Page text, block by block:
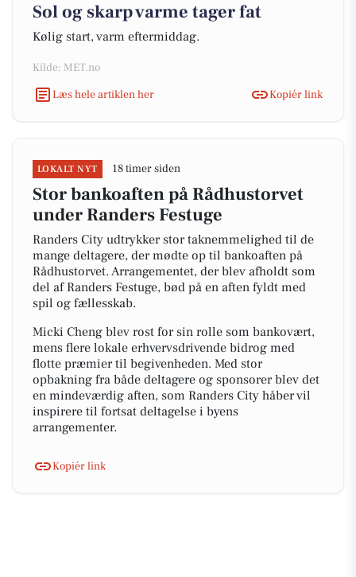
Sol og skarp varme tager fat
Kølig start, varm eftermiddag.
Kilde: MET.no
Læs hele artiklen her
Kopiér link
LOKALT NYT 18 timer siden
Stor bankoaften på Rådhustorvet
under Randers Festuge
Randers City udtrykker stor taknemmelighed til de
mange deltagere, der mødte op til bankoaften på
Rådhustorvet. Arrangementet, der blev afholdt som
del af Randers Festuge, bød på en aften fyldt med
spil og fællesskab.
Micki Cheng blev rost for sin rolle som bankovært,
mens flere lokale erhvervsdrivende bidrog med
flotte præmier til begivenheden. Med stor
opbakning fra både deltagere og sponsorer blev det
en mindeværdig aften, som Randers City håber vil
inspirere til fortsat deltagelse i byens
arrangementer.
Kopiér link